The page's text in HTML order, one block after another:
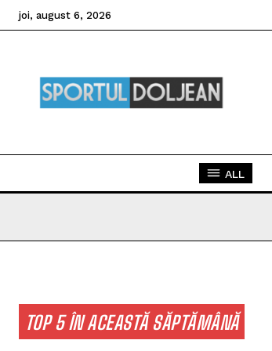
joi, august 6, 2026
ALL
TOP 5 ÎN ACEASTĂ SĂPTĂMÂNĂ